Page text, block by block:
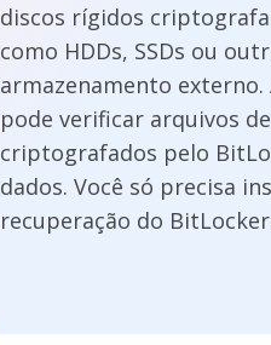
discos rígidos
como HDDs, SSDs ou
armazenamento
pode verificar arquivos
criptografados pelo
dados. Você só precisa
recuperação do